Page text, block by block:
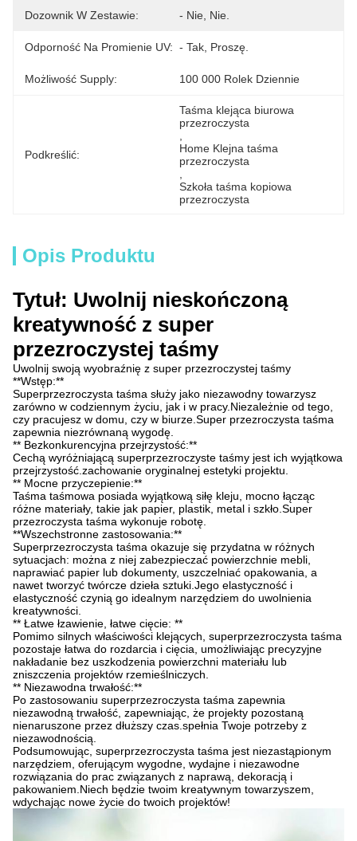
Dozownik W Zestawie: - Nie, Nie.
Odporność Na Promienie UV: - Tak, Proszę.
Możliwość Supply: 100 000 Rolek Dziennie
Podkreślić:
Taśma klejąca biurowa
przezroczysta
Home Klejna taśma
przezroczysta
Szkoła taśma kopiowa
przezroczysta
Opis Produktu
Tytuł: Uwolnij nieskończoną
kreatywność z super
przezroczystej taśmy
Uwolnij swoją wyobraźnię z super przezroczystej taśmy
**Wstęp:**
Superprzezroczysta taśma służy jako niezawodny towarzysz
zarówno w codziennym życiu, jak i w pracy.Niezależnie od tego,
czy pracujesz w domu, czy w biurze.Super przezroczysta taśma
zapewnia niezrównaną wygodę.
** Bezkonkurencyjna przejrzystość:**
Cechą wyróżniającą superprzezroczyste taśmy jest ich wyjątkowa
przejrzystość.zachowanie oryginalnej estetyki projektu.
** Mocne przyczepienie:**
Taśma taśmowa posiada wyjątkową siłę kleju, mocno łącząc
różne materiały, takie jak papier, plastik, metal i szkło.Super
przezroczysta taśma wykonuje robotę.
**Wszechstronne zastosowania:**
Superprzezroczysta taśma okazuje się przydatna w różnych
sytuacjach: można z niej zabezpieczać powierzchnie mebli,
naprawiać papier lub dokumenty, uszczelniać opakowania, a
nawet tworzyć twórcze dzieła sztuki.Jego elastyczność i
elastyczność czynią go idealnym narzędziem do uwolnienia
kreatywności.
** Łatwe łzawienie, łatwe cięcie: **
Pomimo silnych właściwości klejących, superprzezroczysta taśma
pozostaje łatwa do rozdarcia i cięcia, umożliwiając precyzyjne
nakładanie bez uszkodzenia powierzchni materiału lub
zniszczenia projektów rzemieślniczych.
** Niezawodna trwałość:**
Po zastosowaniu superprzezroczysta taśma zapewnia
niezawodną trwałość, zapewniając, że projekty pozostaną
nienaruszone przez dłuższy czas.spełnia Twoje potrzeby z
niezawodnością.
Podsumowując, superprzezroczysta taśma jest niezastąpionym
narzędziem, oferującym wygodne, wydajne i niezawodne
rozwiązania do prac związanych z naprawą, dekoracją i
pakowaniem.Niech będzie twoim kreatywnym towarzyszem,
wdychając nowe życie do twoich projektów!